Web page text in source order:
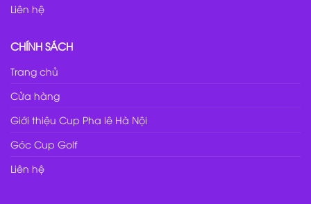
Liên hệ
CHÍNH SÁCH
Trang chủ
Cửa hàng
Giới thiệu Cup Pha lê Hà Nội
Góc Cup Golf
Liên hệ